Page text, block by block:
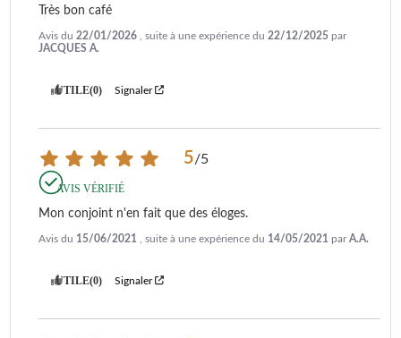
Très bon café
Avis du 22/01/2026 , suite à une expérience du 22/12/2025 par
JACQUES A.
UTILE(0) Signaler
5/5
AVIS VÉRIFIÉ
Mon conjoint n'en fait que des éloges.
Avis du 15/06/2021 , suite à une expérience du 14/05/2021 parA.A.
UTILE(0) Signaler